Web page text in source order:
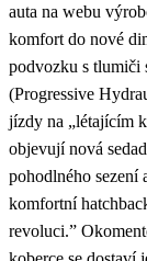
auta na webu
komfort do nové
podvozku s
(Progressive
jízdy na „létajícím
objevují nová
pohodlného sezení
komfortní
revoluci.”